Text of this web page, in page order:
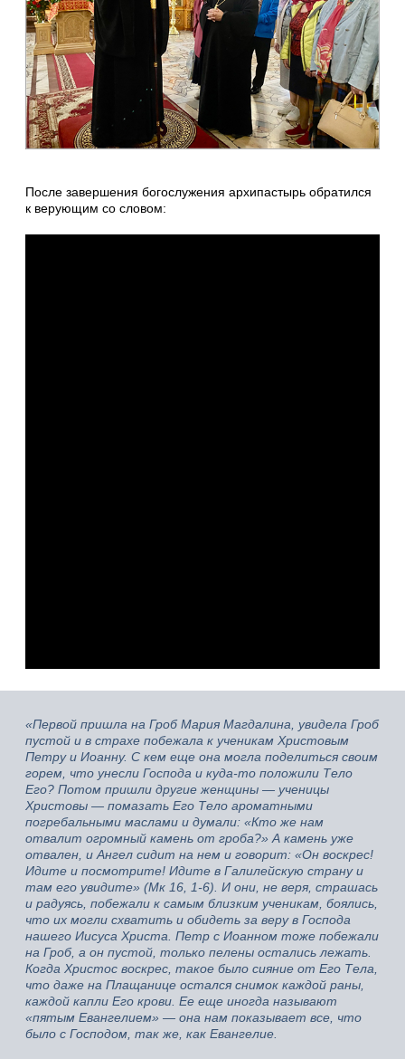
После завершения богослужения архипастырь обратился
к верующим со словом:
«Первой пришла на Гроб Мария Магдалина, увидела Гроб
пустой и в страхе побежала к ученикам Христовым
Петру и Иоанну. С кем еще она могла поделиться своим
горем, что унесли Господа и куда-то положили Тело
Его? Потом пришли другие женщины — ученицы
Христовы — помазать Его Тело ароматными
погребальными маслами и думали: «Кто же нам
отвалит огромный камень от гроба?» А камень уже
отвален, и Ангел сидит на нем и говорит: «Он воскрес!
Идите и посмотрите! Идите в Галилейскую страну и
там его увидите» (Мк 16, 1-6). И они, не веря, страшась
и радуясь, побежали к самым близким ученикам, боялись,
что их могли схватить и обидеть за веру в Господа
нашего Иисуса Христа. Петр с Иоанном тоже побежали
на Гроб, а он пустой, только пелены остались лежать.
Когда Христос воскрес, такое было сияние от Его Тела,
что даже на Плащанице остался снимок каждой раны,
каждой капли Его крови. Ее еще иногда называют
«пятым Евангелием» — она нам показывает все, что
было с Господом, так же, как Евангелие.